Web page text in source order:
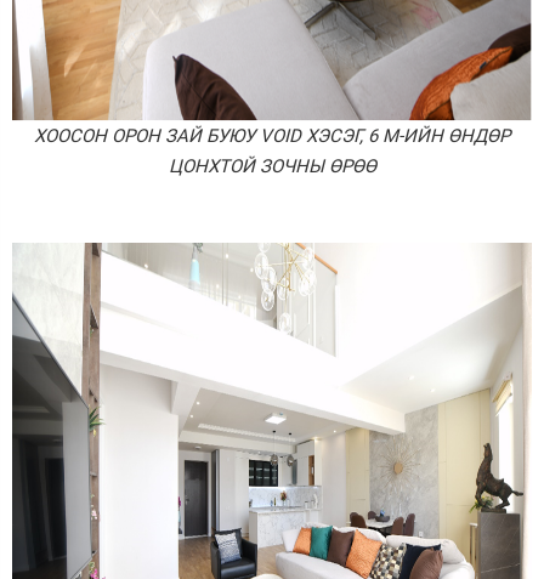
ХООСОН ОРОН ЗАЙ БУЮУ VOID ХЭСЭГ, 6 М-ИЙН ӨНДӨР
ЦОНХТОЙ ЗОЧНЫ ӨРӨӨ